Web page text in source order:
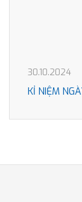
30.10.2024
KỈ NIỆM